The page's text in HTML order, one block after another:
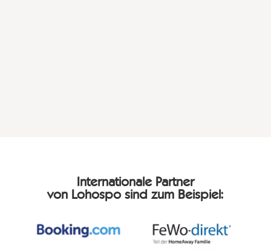
Internationale Partner
von Lohospo sind zum Beispiel: